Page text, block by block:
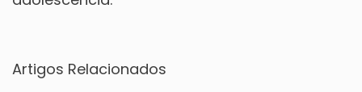
Artigos Relacionados